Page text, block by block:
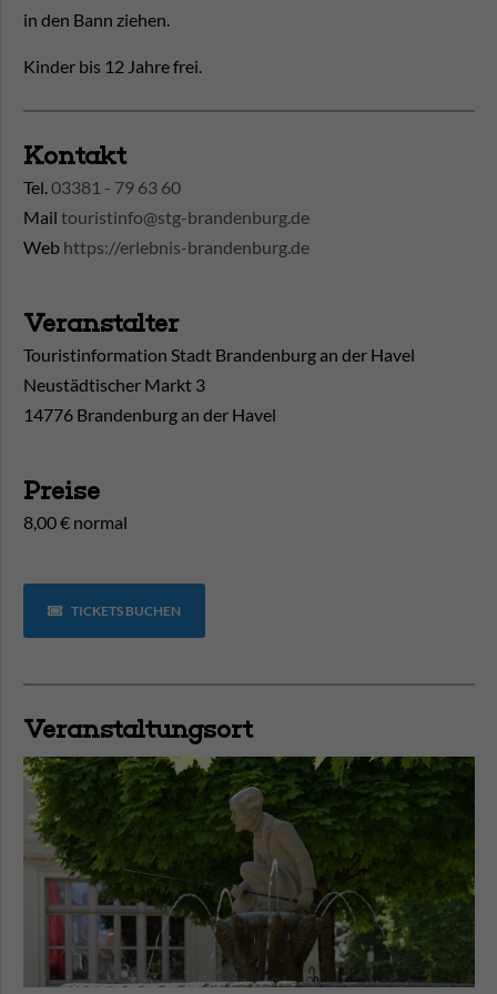
in den Bann ziehen.
Kinder bis 12 Jahre frei.
Kontakt
Tel.03381 - 79 63 60
Mail touristinfo@stg-brandenburg.de
Web https://erlebnis-brandenburg.de
Veranstalter
Touristinformation Stadt Brandenburg an der Havel
Neustädtischer Markt 3
14776 Brandenburg an der Havel
Preise
8,00 € normal
TICKETS BUCHEN
Veranstaltungsort